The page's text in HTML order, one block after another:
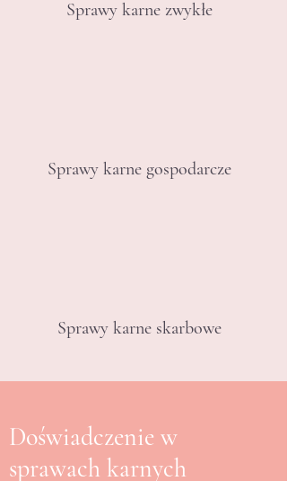
Sprawy karne zwykłe
Sprawy karne gospodarcze
Sprawy karne skarbowe
Doświadczenie w
sprawach karnych